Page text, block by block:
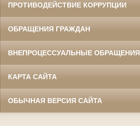
ПРОТИВОДЕЙСТВИЕ КОРРУПЦИИ
ОБРАЩЕНИЯ ГРАЖДАН
ВНЕПРОЦЕССУАЛЬНЫЕ ОБРАЩЕНИЯ
КАРТА САЙТА
ОБЫЧНАЯ ВЕРСИЯ САЙТА